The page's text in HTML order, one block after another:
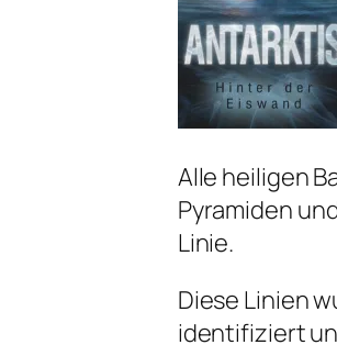
Alle heiligen
Pyramiden
Linie.
Diese Linien
identifiziert